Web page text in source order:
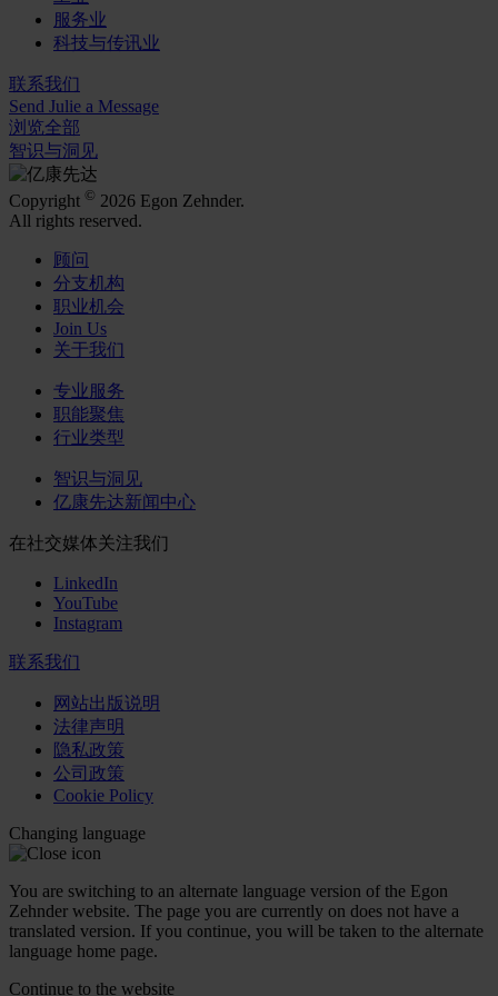
服务业
科技与传讯业
联系我们
Send Julie a Message
浏览全部
智识与洞见
Copyright © 2026 Egon Zehnder.
All rights reserved.
顾问
分支机构
职业机会
Join Us
关于我们
专业服务
职能聚焦
行业类型
智识与洞见
亿康先达新闻中心
在社交媒体关注我们
LinkedIn
YouTube
Instagram
联系我们
网站出版说明
法律声明
隐私政策
公司政策
Cookie Policy
Changing language
You are switching to an alternate language version of the Egon
Zehnder website. The page you are currently on does not have a
translated version. If you continue, you will be taken to the alternate
language home page.
Continue to the website